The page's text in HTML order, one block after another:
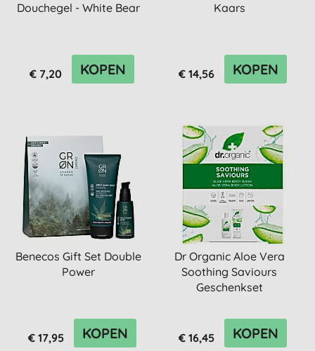
Douchegel - White Bear
€ 7,20 KOPEN
Kaars
€ 14,56 KOPEN
Benecos Gift Set Double
Power
€ 17,95 KOPEN
Dr Organic Aloe Vera
Soothing Saviours
Geschenkset
€ 16,45 KOPEN